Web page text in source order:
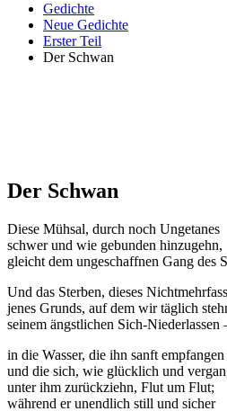
Gedichte
Neue Gedichte
Erster Teil
Der Schwan
Der Schwan
Diese Mühsal, durch noch Ungetanes
schwer und wie gebunden hinzugehn,
gleicht dem ungeschaffnen Gang des
Und das Sterben, dieses
jenes Grunds, auf dem wir täglich
seinem ängstlichen Sich-
in die Wasser, die ihn sanft empfangen
und die sich, wie glücklich und
unter ihm zurückziehn, Flut um Flut;
während er unendlich still und sicher